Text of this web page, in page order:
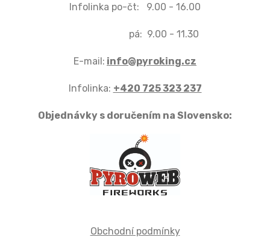
Infolinka po-čt: 9.00 - 16.00
pá: 9.00 - 11.30
E-mail: info@pyroking.cz
Infolinka: +420 725 323 237
Objednávky s doručením na Slovensko:
Obchodní podmínky